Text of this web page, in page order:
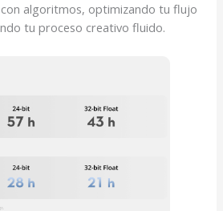
algoritmos, optimizando tu flujo
tu proceso creativo fluido.